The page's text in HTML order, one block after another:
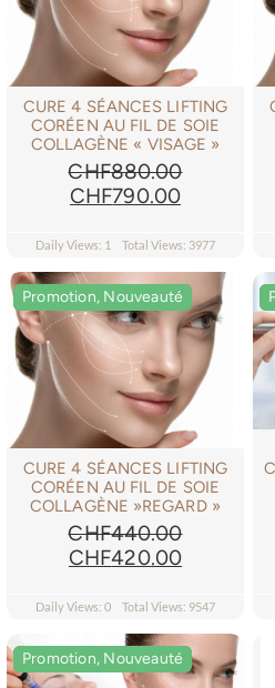
CURE 4 SÉANCES LIFTING
CORÉEN AU FIL DE SOIE
COLLAGÈNE « VISAGE »
CHF880.00
Le
initial
était :
CHF880.00.
CHF790.00Le
actuel
est :
Daily Views: 1 Total Views: 3977
Promotion, Nouveauté
Promotion, Nouveauté
CURE 4 SÉANCES LIFTING
CORÉEN AU FIL DE SOIE
COLLAGÈNE »REGARD »
CHF440.00
Le
initial
CHF440.00.
CHF420.00Le
actuel
est :
Daily Views: 0 Total Views: 9547
Promotion, Nouveauté
Promotion, Nouveauté